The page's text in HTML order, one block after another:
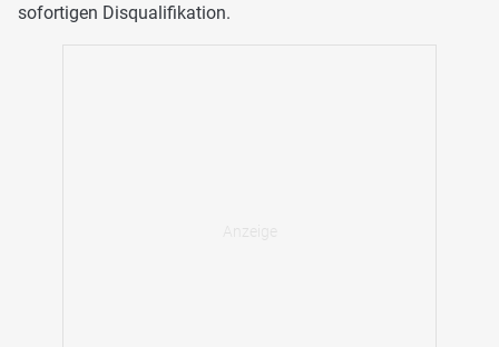
sofortigen Disqualifikation.